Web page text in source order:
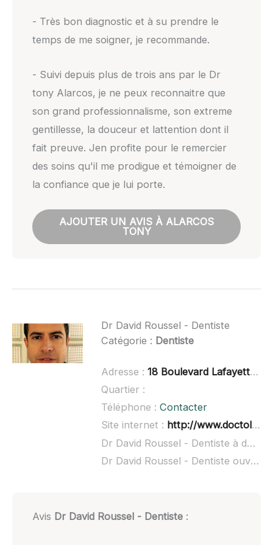
- Très bon diagnostic et à su prendre le
temps de me soigner, je recommande.
- Suivi depuis plus de trois ans par le Dr
tony Alarcos, je ne peux reconnaitre que
son grand professionnalisme, son extreme
gentillesse, la douceur et lattention dont il
fait preuve. Jen profite pour le remercier
des soins qu'il me prodigue et témoigner de
la confiance que je lui porte.
AJOUTER UN AVIS À ALARCOS
TONY
Dr David Roussel - Dentiste
Catégorie : Dentiste
Adresse : 18 Boulevard Lafayette, 34400 Lunel
Quartier :
Téléphone : Contacter
Site internet : http://www.doctolib.fr/dentiste/lunel/david-roussel
Dr David Roussel - Dentiste à domicile :
Dr David Roussel - Dentiste ouvert dimanche :
Avis Dr David Roussel - Dentiste: